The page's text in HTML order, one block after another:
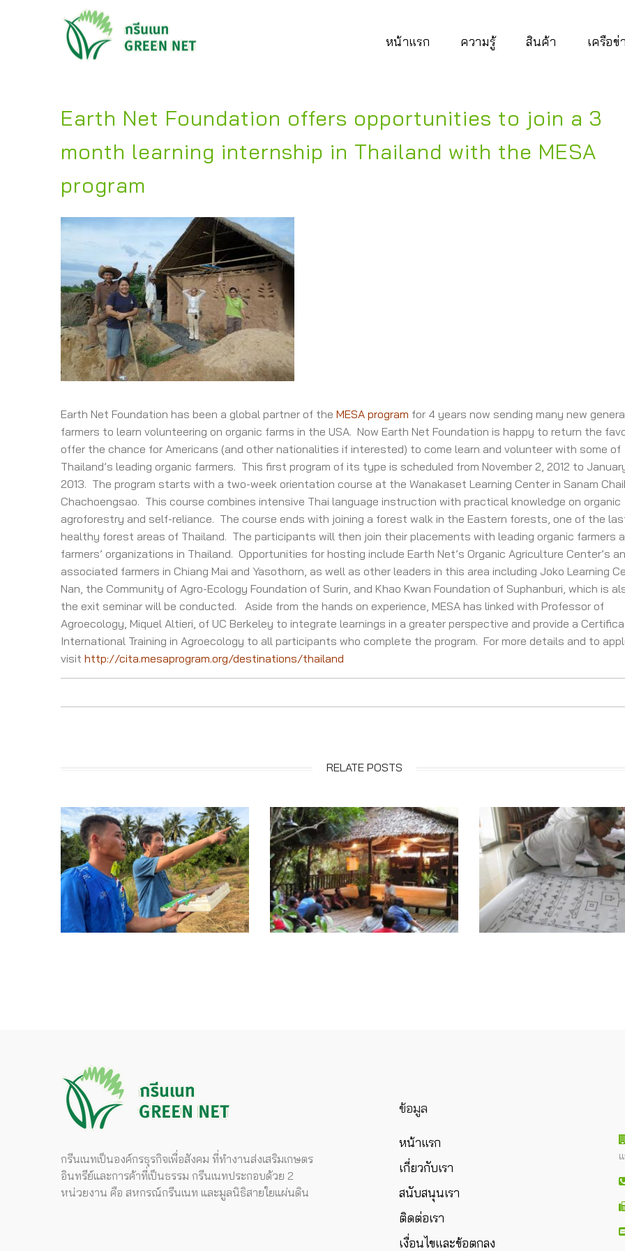
หน้าแรก ความรู้ สินค้า เครือ
Earth Net Foundation offers opportunities to join a 3
month learning internship in Thailand with the MESA
program
Earth Net Foundation has been a global partner of the MESA program for 4 years now sending many new
farmers to learn volunteering on organic farms in the USA. Now Earth Net Foundation is happy to return the
offer the chance for Americans (and other nationalities if interested) to come learn and volunteer with some of
Thailand’s leading organic farmers. This first program of its type is scheduled from November 2, 2012 to
2013. The program starts with a two-week orientation course at the Wanakaset Learning Center in Sanam
Chachoengsao. This course combines intensive Thai language instruction with practical knowledge on organic
agroforestry and self-reliance. The course ends with joining a forest walk in the Eastern forests, one of the
healthy forest areas of Thailand. The participants will then join their placements with leading organic farmers
farmers’ organizations in Thailand. Opportunities for hosting include Earth Net’s Organic Agriculture Center’s
associated farmers in Chiang Mai and Yasothorn, as well as other leaders in this area including Joko Learning
Nan, the Community of Agro-Ecology Foundation of Surin, and Khao Kwan Foundation of Suphanburi, which is
the exit seminar will be conducted. Aside from the hands on experience, MESA has linked with Professor of
Agroecology, Miquel Altieri, of UC Berkeley to integrate learnings in a greater perspective and provide a
International Training in Agroecology to all participants who complete the program. For more details and to
visit http://cita.mesaprogram.org/destinations/thailand
RELATE POSTS
กรีนเนทเป็นองค์กรธุรกิจเพื่อสังคม ที่ทำงานส่งเสริมเกษตร
อินทรีย์และการค้าที่เป็นธรรม กรีนเนทประกอบด้วย 2
หน่วยงาน คือ สหกรณ์กรีนเนท และมูลนิธิสายใยแผ่นดิน
ข้อมูล
หน้าแรก
เกี่ยวกับเรา
สนับสนุนเรา
ติดต่อเรา
เงื่อนไขและข้อตกลง